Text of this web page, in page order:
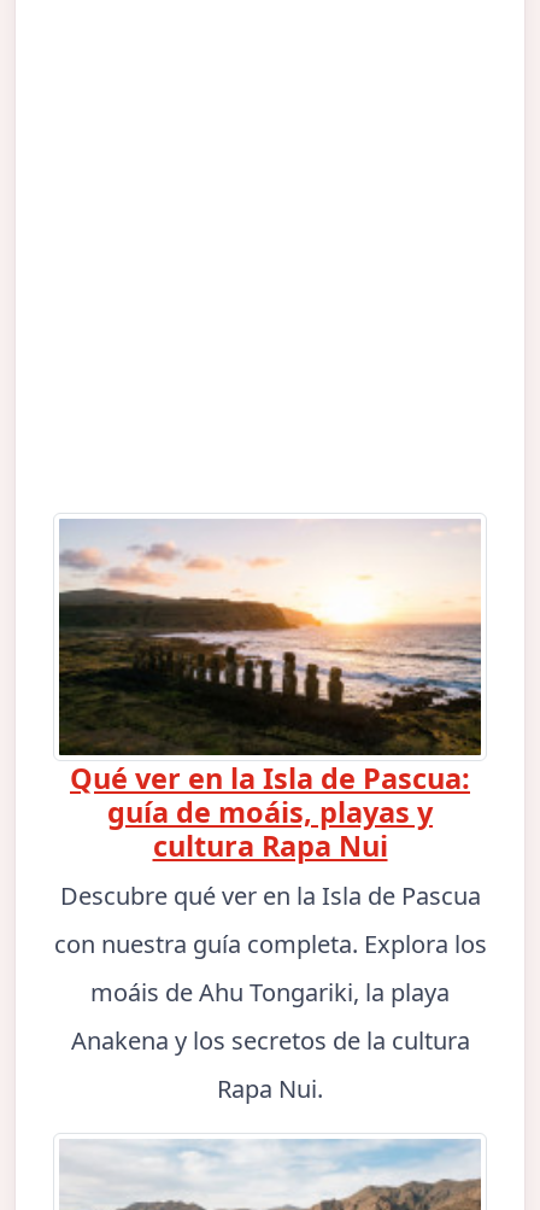
Qué ver en la Isla de Pascua:
guía de moáis, playas y
cultura Rapa Nui
Descubre qué ver en la Isla de Pascua
con nuestra guía completa. Explora los
moáis de Ahu Tongariki, la playa
Anakena y los secretos de la cultura
Rapa Nui.